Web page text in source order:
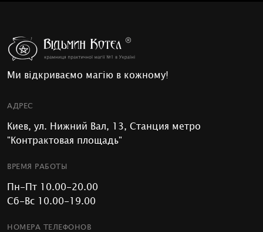
Ми відкриваємо магію в кожному!
АДРЕС
Киев, ул. Нижний Вал, 13, Станция метро
"Контрактовая площадь"
ВРЕМЯ РАБОТЫ
Пн-Пт 10.00-20.00
Сб-Вс 10.00-19.00
НОМЕРА ТЕЛЕФОНОВ